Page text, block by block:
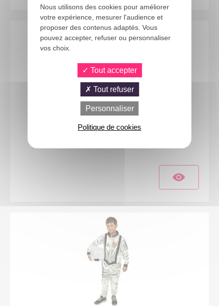
88248
Nous utilisons des cookies pour améliorer
votre expérience, mesurer l'audience et
proposer des contenus adaptés. Vous
pouvez accepter, refuser ou personnaliser
vos choix.
Tout accepter
Tout refuser
Personnaliser
Politique de cookies